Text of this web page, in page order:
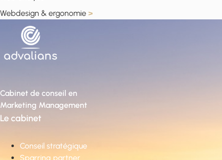
Webdesign & ergonomie >
Cabinet de conseil en
Marketing Management
Le cabinet
Conseil stratégique
Sparring partner